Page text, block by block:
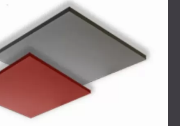
wurde die Sprachverständlichkeit
was produktivere Online-Anrufe und
Treffen ermöglichte.